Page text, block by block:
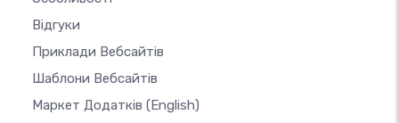
Відгуки
Приклади Вебсайтів
Шаблони Вебсайтів
Маркет Додатків (English)